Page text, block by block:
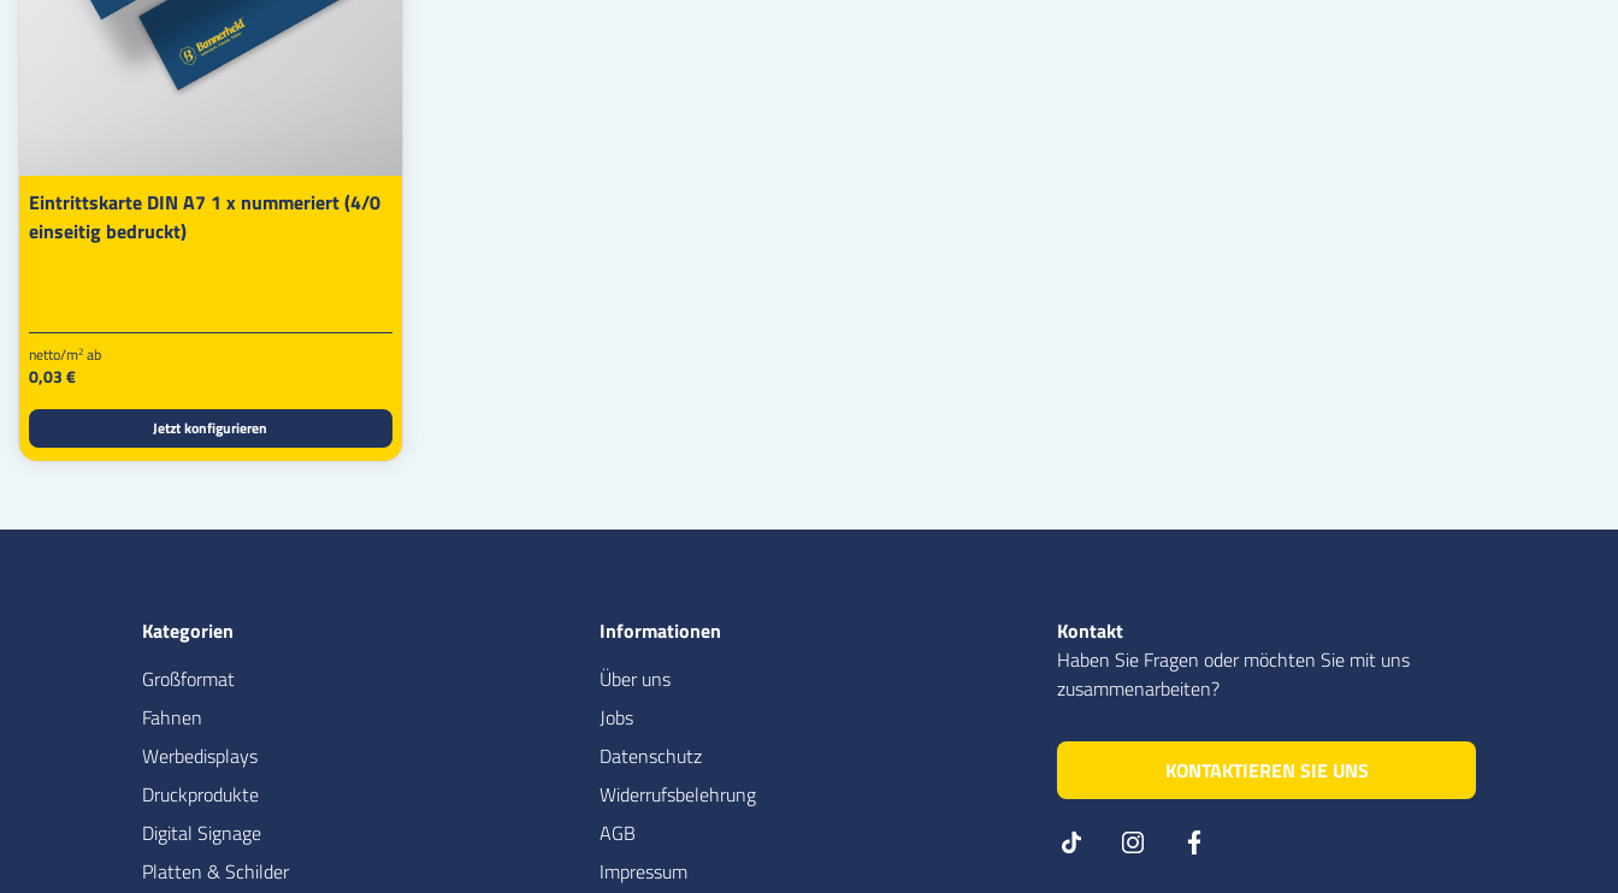
Eintrittskarte DIN A7 1 x nummeriert (4/0
einseitig bedruckt)
netto/m2 ab
0,03 €
Jetzt konfigurieren
Kontakt
Haben Sie Fragen oder möchten Sie mit uns
zusammenarbeiten?
KONTAKTIEREN SIE UNS
Kategorien
Großformat
Fahnen
Werbedisplays
Druckprodukte
Digital Signage
Platten & Schilder
Informationen
Über uns
Jobs
Datenschutz
Widerrufsbelehrung
AGB
Impressum